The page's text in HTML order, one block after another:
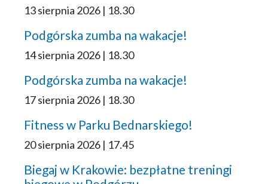
13 sierpnia 2026 | 18.30
Podgórska zumba na wakacje!
14 sierpnia 2026 | 18.30
Podgórska zumba na wakacje!
17 sierpnia 2026 | 18.30
Fitness w Parku Bednarskiego!
20 sierpnia 2026 | 17.45
Biegaj w Krakowie: bezpłatne treningi